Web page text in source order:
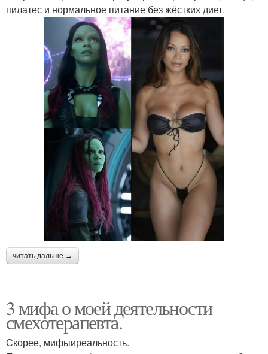
пилатес и нормальное питание без жёстких диет.
читать дальше →
3 мифа о моей деятельности
смехотерапевта.
Скорее, мифыиреальность.